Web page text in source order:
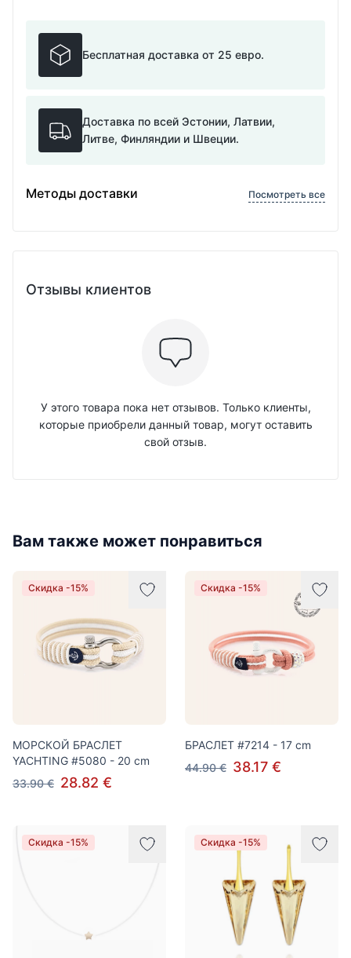
Бесплатная доставка от 25 евро.
Доставка по всей Эстонии, Латвии,
Литве, Финляндии и Швеции.
Методы доставки Посмотреть все
Отзывы клиентов
У этого товара пока нет отзывов. Только клиенты,
которые приобрели данный товар, могут оставить
свой отзыв.
Вам также может понравиться
Скидка -15%
МОРСКОЙ БРАСЛЕТ
YACHTING #5080 - 20 cm
33.90 € 28.82 €
Скидка -15%
БРАСЛЕТ #7214 - 17 cm
44.90 € 38.17 €
Скидка -15% Скидка -15%